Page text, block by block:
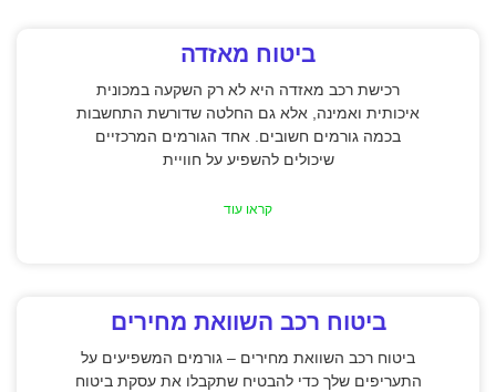
ביטוח מאזדה
רכישת רכב מאזדה היא לא רק השקעה במכונית
איכותית ואמינה, אלא גם החלטה שדורשת התחשבות
בכמה גורמים חשובים. אחד הגורמים המרכזיים
שיכולים להשפיע על חוויית
קראו עוד
ביטוח רכב השוואת מחירים
ביטוח רכב השוואת מחירים – גורמים המשפיעים על
התעריפים שלך כדי להבטיח שתקבלו את עסקת ביטוח